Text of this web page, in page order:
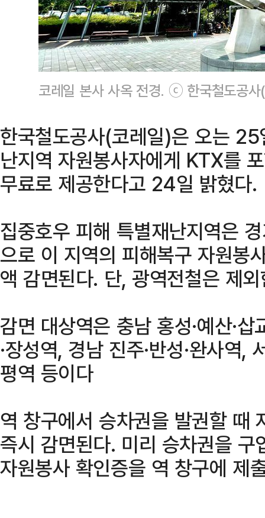
코레일 본사 사옥 전경. ⓒ 한국철도공사
한국철도공사(코레일)은 오는
난지역 자원봉사자에게 KTX를
무료로 제공한다고 24일 밝혔다.
집중호우 피해 특별재난지역은
으로 이 지역의 피해복구 자원봉
액 감면된다. 단, 광역전철은 제
감면 대상역은 충남 홍성·예산·
·장성역, 경남 진주·반성·완사역,
평역 등이다
역 창구에서 승차권을 발권할 때
즉시 감면된다. 미리 승차권을
자원봉사 확인증을 역 창구에 제